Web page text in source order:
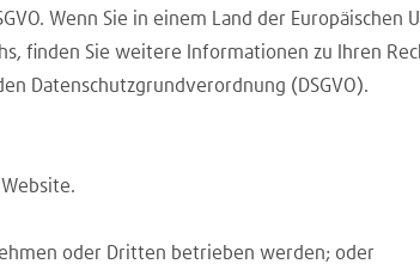
Wenn Sie in einem Land der Europäischen
finden Sie weitere Informationen zu Ihren
Datenschutzgrundverordnung (DSGVO).
oder Dritten betrieben werden; oder